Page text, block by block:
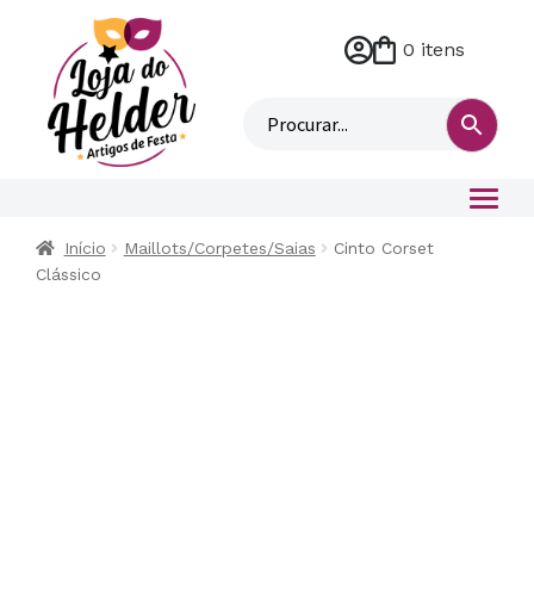
M
n
0 itens
Início Maillots/Corpetes/Saias
Cinto Corset
Clássico